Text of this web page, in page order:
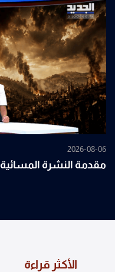
2026-08-06
مقدمة النشرة المسائية 06-08-2026
الأكثر قراءة